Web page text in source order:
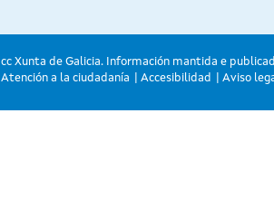
cc Xunta de Galicia. Información mantida e
Atención a la ciudadanía
Accesibilidad Aviso